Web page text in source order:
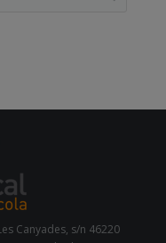
Canyades, s/n 46220